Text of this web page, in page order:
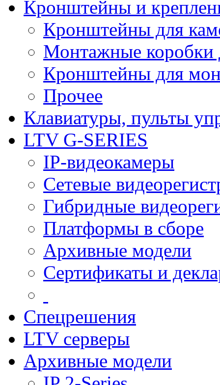
Кронштейны и
Кронштейны для
Монтажные коробки
Кронштейны для
Прочее
Клавиатуры, пульты
LTV G-SERIES
IP-видеокамеры
Сетевые
Гибридные
Платформы в сборе
Архивные модели
Сертификаты и
Спецрешения
LTV серверы
Архивные модели